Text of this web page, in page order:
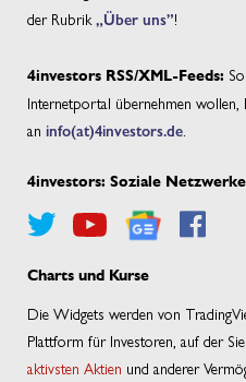
der Rubrik „Über uns”!
4investors RSS/XML-Feeds:
Internetportal übernehmen
an info(at)4investors.de
4investors: Soziale Netzwerke
Charts und Kurse
Die Widgets werden von
Plattform für Investoren, auf der
aktivsten Aktien und anderer